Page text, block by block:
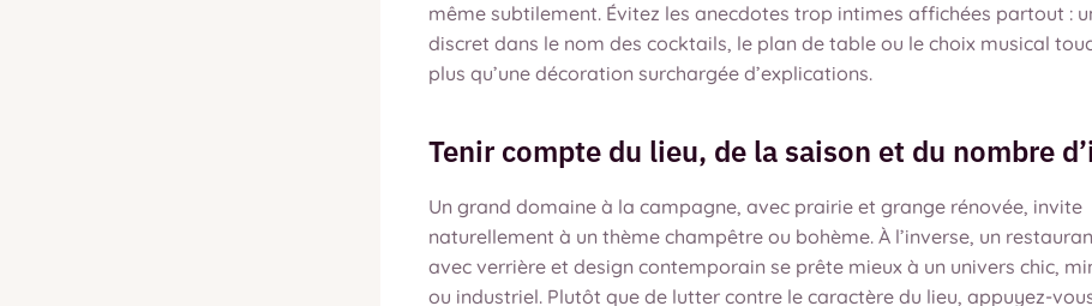
même subtilement. Évitez les anecdotes trop intimes affichées partout :
discret dans le nom des cocktails, le plan de table ou le choix musical
plus qu’une décoration surchargée d’explications.
Tenir compte du lieu, de la saison et du nombre
Un grand domaine à la campagne, avec prairie et grange rénovée, invite
naturellement à un thème champêtre ou bohème. À l’inverse, un
avec verrière et design contemporain se prête mieux à un univers chic,
ou industriel. Plutôt que de lutter contre le caractère du lieu, appuyez-